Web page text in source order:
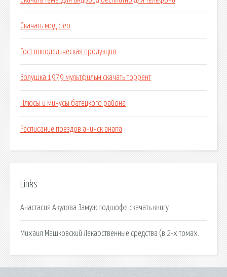
Скачать мод cleo
Гост винодельческая продукция
Золушка 1979 мультфильм скачать торрент
Плюсы и минусы батецкого района
Расписание поездов ачинск анапа
Links
Анастасия Акулова Замуж подшофе скачать книгу
Михаил Машковский Лекарственные средства (в 2-х томах.